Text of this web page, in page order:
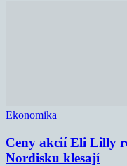
Ekonomika
Ceny akcií Eli Lilly
Nordisku klesají